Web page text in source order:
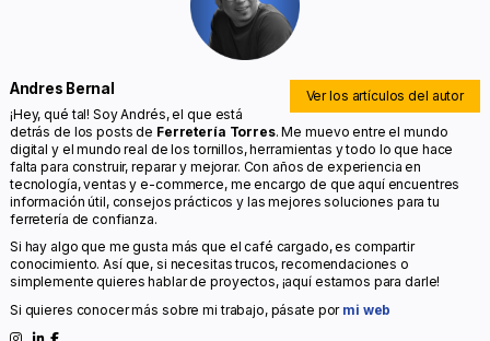
Ver los artículos del autor
Andres Bernal
¡Hey, qué tal! Soy Andrés, el que está
detrás de los posts de Ferretería Torres. Me muevo entre el mundo
digital y el mundo real de los tornillos, herramientas y todo lo que hace
falta para construir, reparar y mejorar. Con años de experiencia en
tecnología, ventas y e-commerce, me encargo de que aquí encuentres
información útil, consejos prácticos y las mejores soluciones para tu
ferretería de confianza.
Si hay algo que me gusta más que el café cargado, es compartir
conocimiento. Así que, si necesitas trucos, recomendaciones o
simplemente quieres hablar de proyectos, ¡aquí estamos para darle!
Si quieres conocer más sobre mi trabajo, pásate por mi web